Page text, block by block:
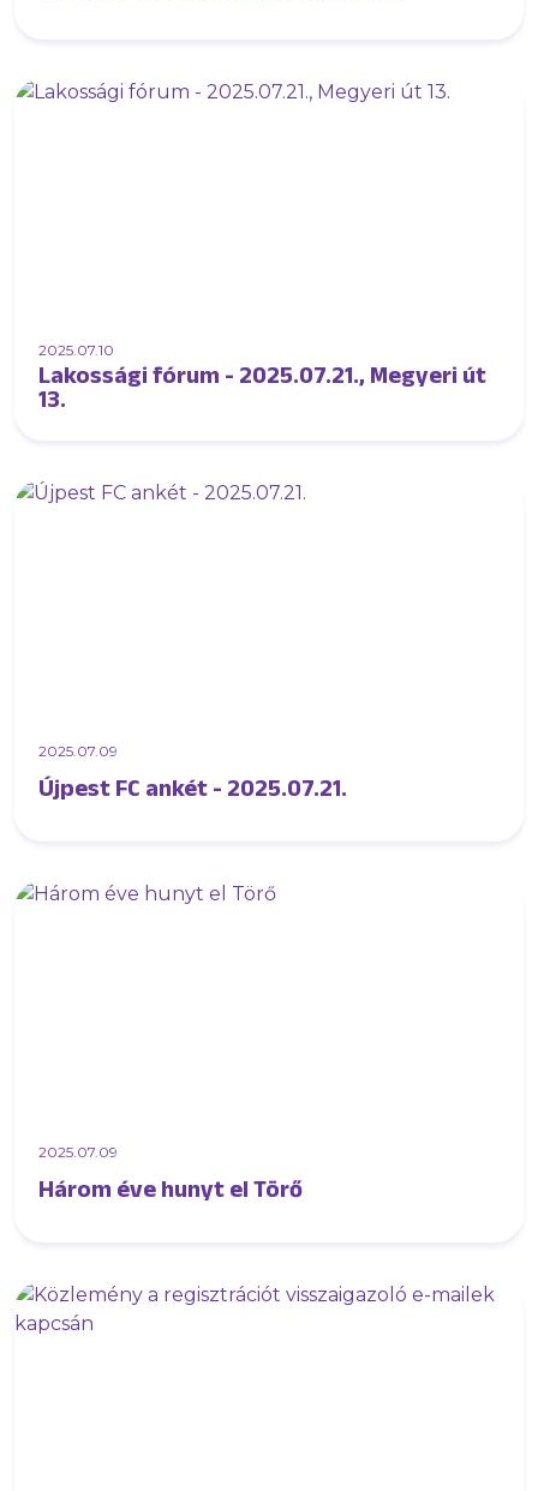
2025.07.10
Lakossági fórum - 2025.07.21., Megyeri út
13.
2025.07.09
Újpest FC ankét - 2025.07.21.
2025.07.09
Három éve hunyt el Törő